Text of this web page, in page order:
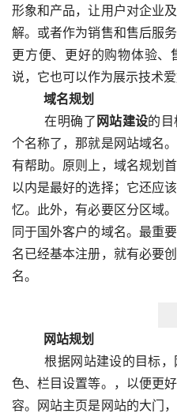
形象和产品，让用户对企业
解。或者作为销售和售后服
更方便、更好的购物体验
说，它也可以作为展示技术爱
域名规划
  　　在明确了
网站建设的
个名称了，那就是网站域名
有帮助。原则上，域名规划
以内是最好的选择；它还应
忆。此外，有必要区分区域
同于国外客户的域名。最重
名已经基本注册，就有必要
名。
网站规划
色、栏目设置等。，以便更
容。网站主页是网站的大门